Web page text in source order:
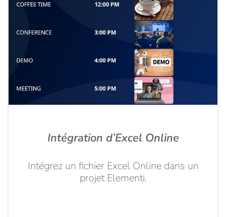
Intégration d’Excel Online
Intégrez un fichier Excel Online dans un
projet Elementi.